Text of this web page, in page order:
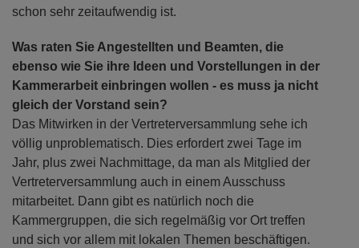
schon sehr zeitaufwendig ist.
Was raten Sie Angestellten und Beamten, die
ebenso wie Sie ihre Ideen und Vorstellungen in der
Kammerarbeit einbringen wollen - es muss ja nicht
gleich der Vorstand sein?
Das Mitwirken in der Vertreterversammlung sehe ich
völlig unproblematisch. Dies erfordert zwei Tage im
Jahr, plus zwei Nachmittage, da man als Mitglied der
Vertreterversammlung auch in einem Ausschuss
mitarbeitet. Dann gibt es natürlich noch die
Kammergruppen, die sich regelmäßig vor Ort treffen
und sich vor allem mit lokalen Themen beschäftigen.